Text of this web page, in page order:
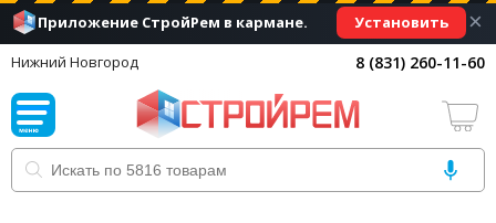
Приложение СтройРем в кармане. Установить ×
Нижний Новгород 8 (831) 260-11-60